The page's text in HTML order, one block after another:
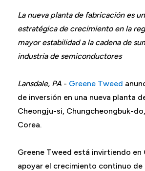
La nueva planta de fabricación es
estratégica de crecimiento en la
mayor estabilidad a la cadena de
industria de semiconductores
Lansdale, PA - Greene Tweed
de inversión en una nueva planta
Cheongju-si, Chungcheongbuk-
Corea.
Greene Tweed está invirtiendo en
apoyar el crecimiento continuo de